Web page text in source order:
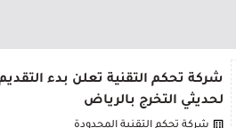
شركة تحكم التقنية تعلن بدء
لحديثي التخرج بالرياض